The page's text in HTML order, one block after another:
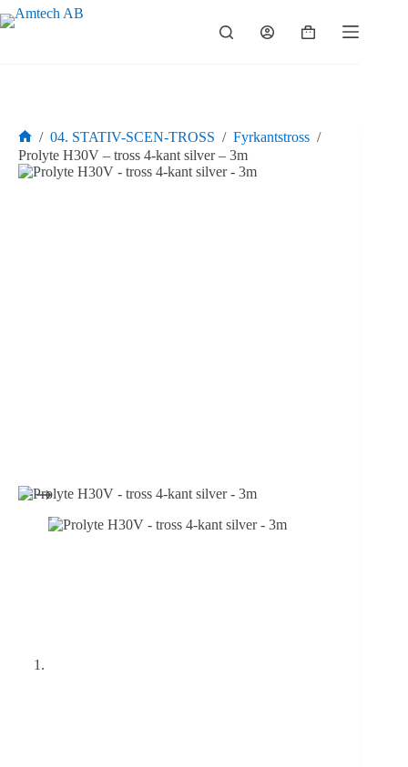
Hoppa
till
Varukorg
Hem
/ 04. STATIV-SCEN-TROSS / Fyrkantstross /
Prolyte H30V – tross 4-kant silver – 3m